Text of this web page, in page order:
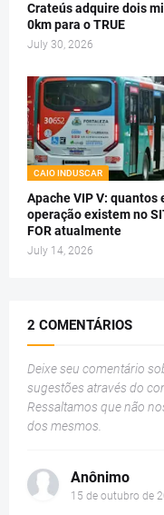
Crateús adquire dois
0km para o TRUE
July 30, 2026
CAIO INDUSCAR
Apache VIP V: quantos
operação existem no
FOR atualmente
July 14, 2026
2 COMENTÁRIOS
Deixe seu comentário
sugestões através do
Ressaltamos que não
dos mesmos.
Anônimo
15 de outubro de